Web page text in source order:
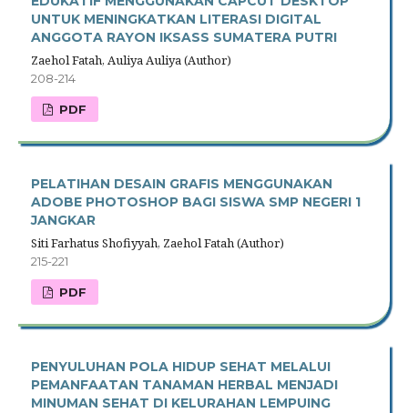
UNTUK MENINGKATKAN LITERASI DIGITAL
ANGGOTA RAYON IKSASS SUMATERA PUTRI
Zaehol Fatah, Auliya Auliya (Author)
208-214
PDF
PELATIHAN DESAIN GRAFIS MENGGUNAKAN
ADOBE PHOTOSHOP BAGI SISWA SMP NEGERI 1
JANGKAR
Siti Farhatus Shofiyyah, Zaehol Fatah (Author)
215-221
PDF
PENYULUHAN POLA HIDUP SEHAT MELALUI
PEMANFAATAN TANAMAN HERBAL MENJADI
MINUMAN SEHAT DI KELURAHAN LEMPUING